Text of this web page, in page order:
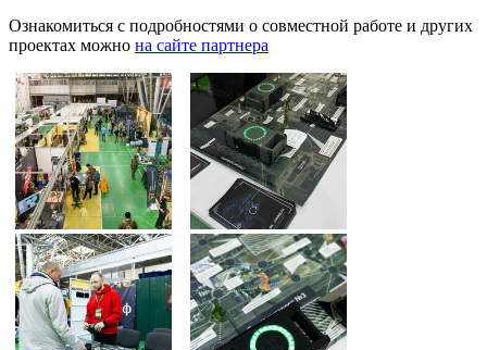
Ознакомиться с подробностями о совместной работе и других
проектах можно на сайте партнера